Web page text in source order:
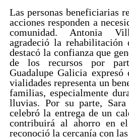
Las personas beneficiarias
acciones responden a
comunidad. Antonia
agradeció la
destacó la confianza que
de los recursos por
Guadalupe Galicia
vialidades representa un
familias, especialmente
lluvias. Por su parte, Sara
celebró la entrega de un
contribuirá al ahorro en
reconoció la cercanía con